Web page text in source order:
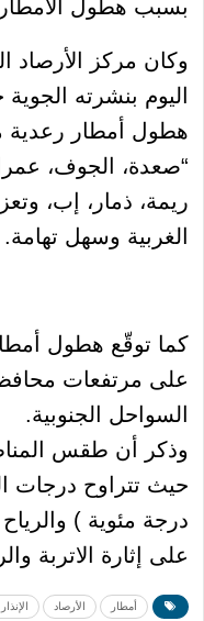
بسبب هطول
وكان مركز
هطول أمطار رعدية
“صعدة، الجوف،
ريمة، ذمار، إب،
الغربية وسهل تهامة.
كما توقّع هطول
على مرتفعات
السواحل الجنوبية.
وذكر أن طقس
درجة مئوية )
على إثارة الاتربة
أمطار الأرصاد